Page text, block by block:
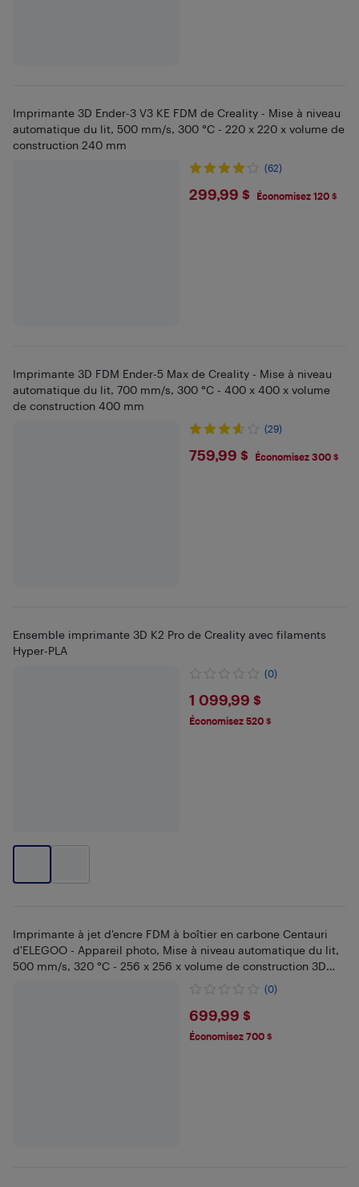
Imprimante 3D Ender-3 V3 KE FDM de Creality - Mise à niveau
automatique du lit, 500 mm/s, 300 °C - 220 x 220 x volume de
construction 240 mm
(62)
$299.99
299,99 $ Économisez 120 $
Imprimante 3D FDM Ender-5 Max de Creality - Mise à niveau
automatique du lit, 700 mm/s, 300 °C - 400 x 400 x volume
de construction 400 mm
(29)
$759.99
759,99 $ Économisez 300 $
Ensemble imprimante 3D K2 Pro de Creality avec filaments
Hyper-PLA
(0)
$1099.99
1 099,99 $
Économisez 520 $
Imprimante à jet d'encre FDM à boîtier en carbone Centauri
d'ELEGOO - Appareil photo, Mise à niveau automatique du lit,
500 mm/s, 320 °C - 256 x 256 x volume de construction 3D
(0)
$699.99
699,99 $
Économisez 700 $